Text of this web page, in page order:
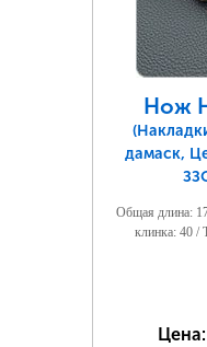
Нож
дамаск,
Общая длина:
клинка: 40 /
Цена: